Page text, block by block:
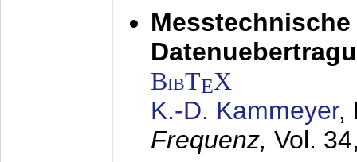
BibTEX
K.-D. Kammeyer,
Frequenz, Vol.